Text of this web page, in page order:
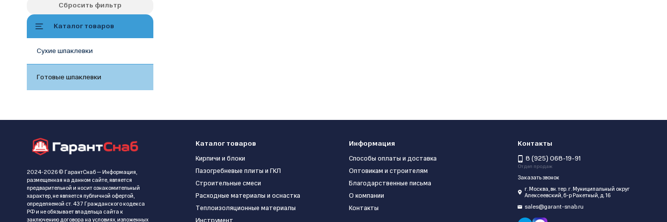
Сбросить фильтр
Каталог товаров
Сухие шпаклевки
Готовые шпаклевки
2024-2026 © ГарантСнаб — Информация,
размещенная на данном сайте, является
предварительной и носит ознакомительный
характер, не является публичной офертой,
определяемой ст. 437 Гражданского кодекса
РФ и не обязывает владельца сайта к
заключению договора на условиях, изложенных
Каталог товаров
Кирпичи и блоки
Пазогребневые плиты и ГКЛ
Строительные смеси
Расходные материалы и оснастка
Теплоизоляционные материалы
Информация
Способы оплаты и доставка
Оптовикам и строителям
Благодарственные письма
О компании
Контакты
Контакты
8 (925) 068-19-91
Отдел продаж
Заказать звонок
г. Москва, вн. тер. г. Муниципальный округ
Алексеевский, б-р Ракетный, д. 16
sales@garant-snab.ru